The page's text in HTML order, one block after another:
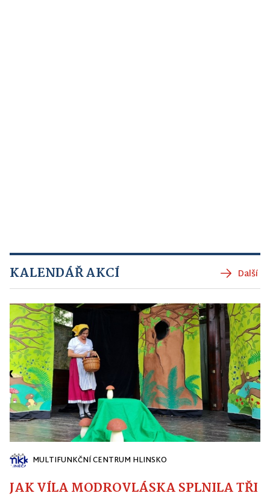
KALENDÁŘ AKCÍ Další
MULTIFUNKČNÍ CENTRUM HLINSKO
JAK VÍLA MODROVLÁSKA SPLNILA